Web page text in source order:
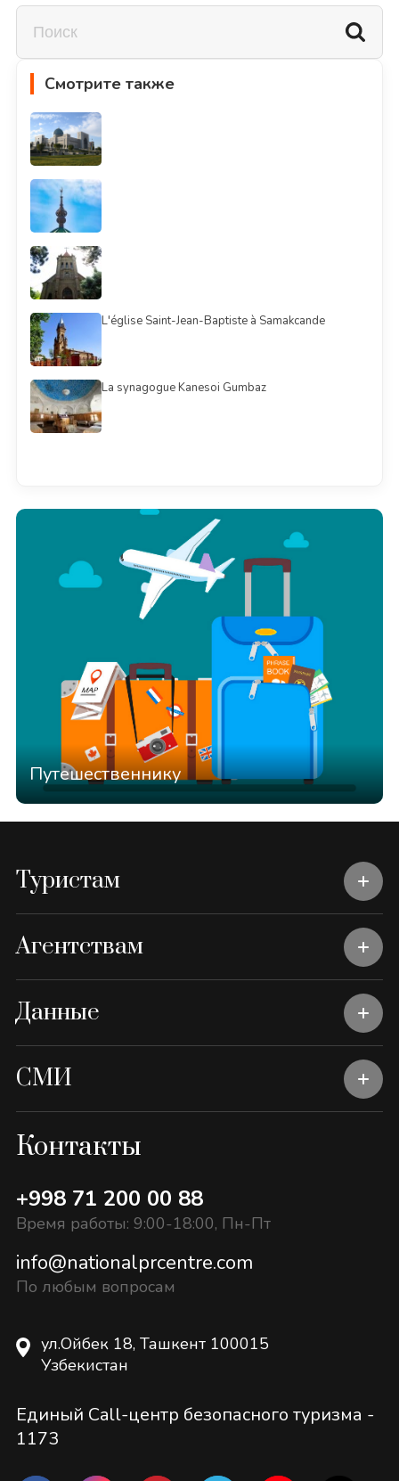
Смотрите также
L'église Saint-Jean-Baptiste à Samakcande
La synagogue Kanesoi Gumbaz
Путешественнику
Туристам
Агентствам
Данные
СМИ
Контакты
+998 71 200 00 88
Время работы: 9:00-18:00, Пн-Пт
info@nationalprcentre.com
По любым вопросам
ул.Ойбек 18, Ташкент 100015
Узбекистан
Единый Call-центр безопасного туризма -
1173